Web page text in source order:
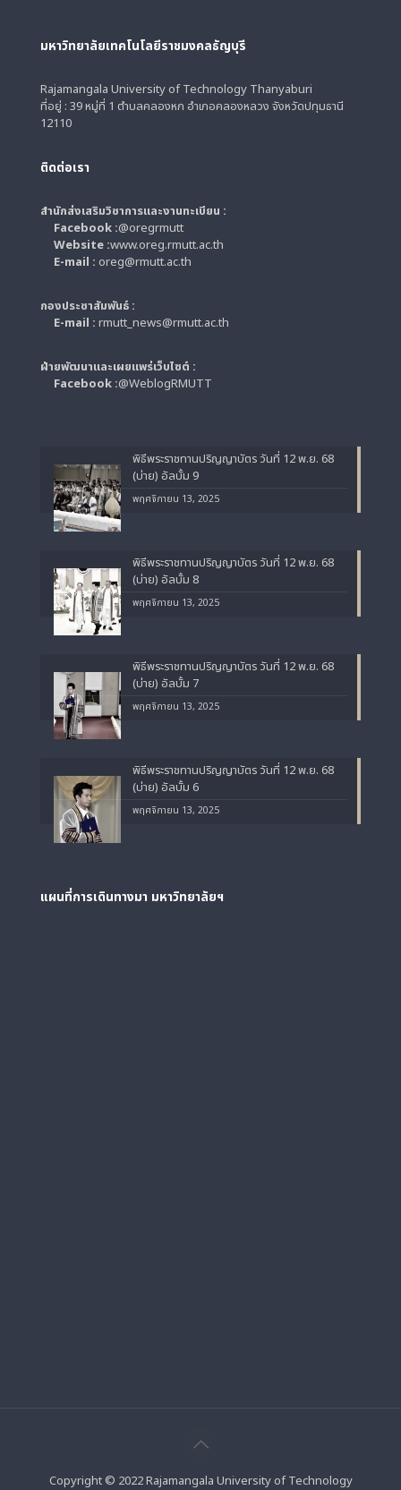
มหาวิทยาลัยเทคโนโลยีราชมงคลธัญบุรี
Rajamangala University of Technology Thanyaburi
ที่อยู่ : 39 หมู่ที่ 1 ตำบลคลองหก อำเภอคลองหลวง จังหวัดปทุมธานี
12110
ติดต่อเรา
สำนักส่งเสริมวิชาการและงานทะเบียน :
Facebook :@oregrmutt
Website :www.oreg.rmutt.ac.th
E-mail : oreg@rmutt.ac.th
กองประชาสัมพันธ์ :
E-mail : rmutt_news@rmutt.ac.th
ฝ่ายพัฒนาและเผยแพร่เว็บไซต์ :
Facebook :@WeblogRMUTT
พิธีพระราชทานปริญญาบัตร วันที่ 12 พ.ย. 68
(บ่าย) อัลบั้ม 9
พฤศจิกายน 13, 2025
พิธีพระราชทานปริญญาบัตร วันที่ 12 พ.ย. 68
(บ่าย) อัลบั้ม 8
พฤศจิกายน 13, 2025
พิธีพระราชทานปริญญาบัตร วันที่ 12 พ.ย. 68
(บ่าย) อัลบั้ม 7
พฤศจิกายน 13, 2025
พิธีพระราชทานปริญญาบัตร วันที่ 12 พ.ย. 68
(บ่าย) อัลบั้ม 6
พฤศจิกายน 13, 2025
แผนที่การเดินทางมา มหาวิทยาลัยฯ
Copyright © 2022 Rajamangala University of Technology